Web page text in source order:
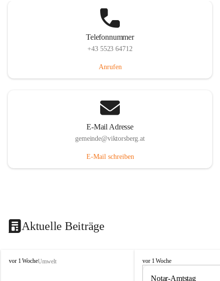
Telefonnummer
+43 5523 64712
Anrufen
E-Mail Adresse
gemeinde@viktorsberg.at
E-Mail schreiben
Aktuelle Beiträge
V
vor 1 WocheUmwelt
V
vor 1 Woche
Notar-Amtstag